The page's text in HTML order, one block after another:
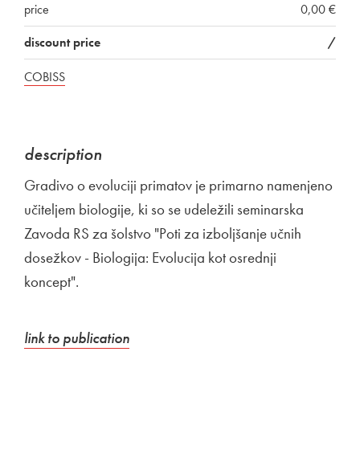
price
0,00 €
discount price
/
COBISS
description
Gradivo o evoluciji primatov je primarno namenjeno
učiteljem biologije, ki so se udeležili seminarska
Zavoda RS za šolstvo "Poti za izboljšanje učnih
dosežkov - Biologija: Evolucija kot osrednji
koncept".
External link to
link to publication